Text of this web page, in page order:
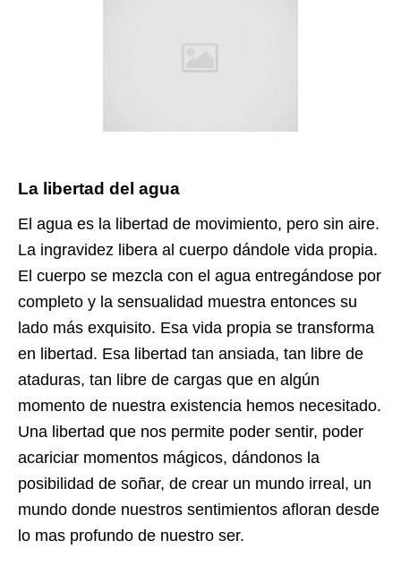
La libertad del agua
El agua es la libertad de movimiento, pero sin aire.
La ingravidez libera al cuerpo dándole vida propia.
El cuerpo se mezcla con el agua entregándose por
completo y la sensualidad muestra entonces su
lado más exquisito. Esa vida propia se transforma
en libertad. Esa libertad tan ansiada, tan libre de
ataduras, tan libre de cargas que en algún
momento de nuestra existencia hemos necesitado.
Una libertad que nos permite poder sentir, poder
acariciar momentos mágicos, dándonos la
posibilidad de soñar, de crear un mundo irreal, un
mundo donde nuestros sentimientos afloran desde
lo mas profundo de nuestro ser.